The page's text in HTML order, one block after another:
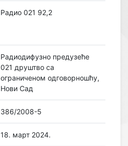
Радио 021 92,2
Радиодифузно предузеће
021 друштво са
ограниченом одговорношћу,
Нови Сад
386/2008-5
18. март 2024.